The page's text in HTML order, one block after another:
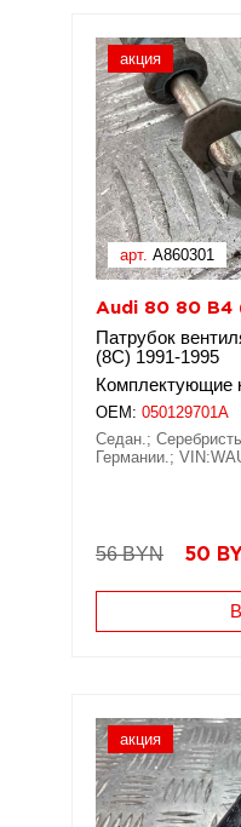
акция
арт. A860301
Audi 80 80 B4
Патрубок
(8C) 1991-1995
Комплектующие
OEM: 050129701A
Седан.;
Германии.;
56 BYN 50
акция